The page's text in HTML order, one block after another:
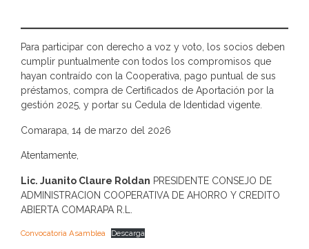
Para participar con derecho a voz y voto, los socios deben
cumplir puntualmente con todos los compromisos que
hayan contraído con la Cooperativa, pago puntual de sus
préstamos, compra de Certificados de Aportación por la
gestión 2025, y portar su Cedula de Identidad vigente.
Comarapa, 14 de marzo del 2026
Atentamente,
Lic. Juanito Claure Roldan PRESIDENTE CONSEJO DE
ADMINISTRACION COOPERATIVA DE AHORRO Y CREDITO
ABIERTA COMARAPA R.L.
Convocatoria Asamblea Descarga